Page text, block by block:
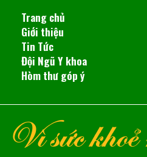
Trang chủ
Giới thiệu
Tin Tức
Đội Ngũ Y khoa
Hòm thư góp ý